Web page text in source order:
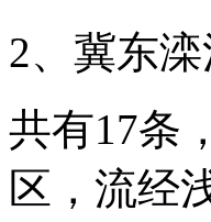
2、冀东滦
共有17条
区，流经